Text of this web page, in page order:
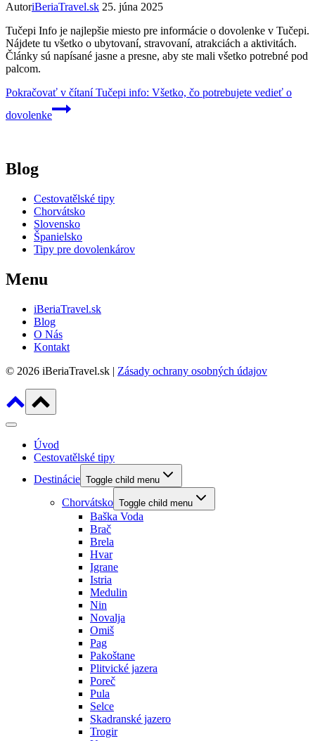
AutoriBeriaTravel.sk 25. júna 2025
Tučepi Info je najlepšie miesto pre informácie o dovolenke v Tučepi.
Nájdete tu všetko o ubytovaní, stravovaní, atrakciách a aktivitách.
Články sú napísané jasne a presne, aby ste mali všetko potrebné pod
palcom.
Pokračovať v čítaníTučepi info: Všetko, čo potrebujete vedieť o
dovolenke
Blog
Cestovatělské tipy
Chorvátsko
Slovensko
Španielsko
Tipy pre dovolenkárov
Menu
iBeriaTravel.sk
Blog
O Nás
Kontakt
© 2026 iBeriaTravel.sk | Zásady ochrany osobných údajov
Úvod
Cestovatělské tipy
Destinácie Toggle child menu
Chorvátsko Toggle child menu
Baška Voda
Brač
Brela
Hvar
Igrane
Istria
Medulin
Nin
Novalja
Omiš
Pag
Pakoštane
Plitvické jazera
Poreč
Pula
Selce
Skadranské jazero
Trogir